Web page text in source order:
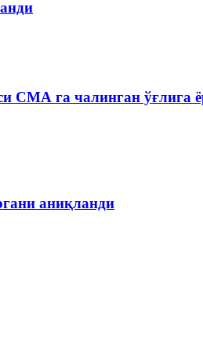
СМА га чалинган ўғлига
аниқланди